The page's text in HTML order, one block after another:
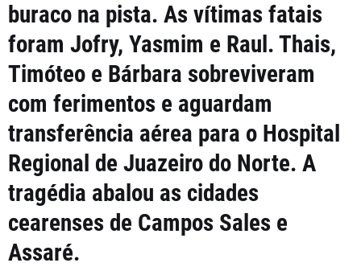
buraco na pista. As vítimas fatais
foram Jofry, Yasmim e Raul. Thais,
Timóteo e Bárbara sobreviveram
com ferimentos e aguardam
transferência aérea para o Hospital
Regional de Juazeiro do Norte. A
tragédia abalou as cidades
cearenses de Campos Sales e
Assaré.